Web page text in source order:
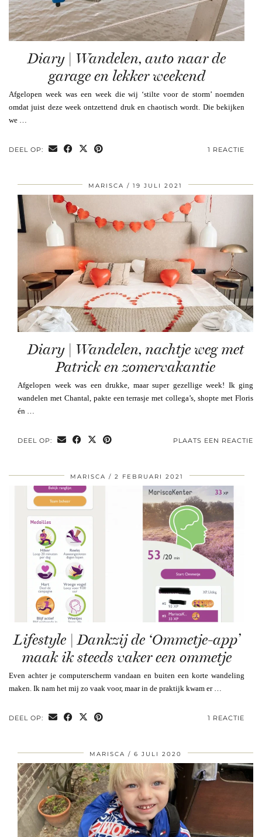
Diary | Wandelen, auto naar de
garage en lekker weekend
Afgelopen week was een week die wij ‘stilte voor de storm’ noemden
omdat juist deze week ontzettend druk en chaotisch wordt. Die bekijken
we …
DEEL OP: 1 REACTIE
MARISCA 19 JULI 2021
Diary | Wandelen, nachtje weg met
Patrick en zomervakantie
Afgelopen week was een drukke, maar super gezellige week! Ik ging
wandelen met Chantal, pakte een terrasje met collega’s, shopte met Floris
én …
DEEL OP: PLAATS EEN REACTIE
MARISCA 2 FEBRUARI 2021
Lifestyle | Dankzij de ‘Ommetje-app’
maak ik steeds vaker een ommetje
Even achter je computerscherm vandaan en buiten een korte wandeling
maken. Ik nam het mij zo vaak voor, maar in de praktijk kwam er …
DEEL OP: 1 REACTIE
MARISCA 6 JULI 2020